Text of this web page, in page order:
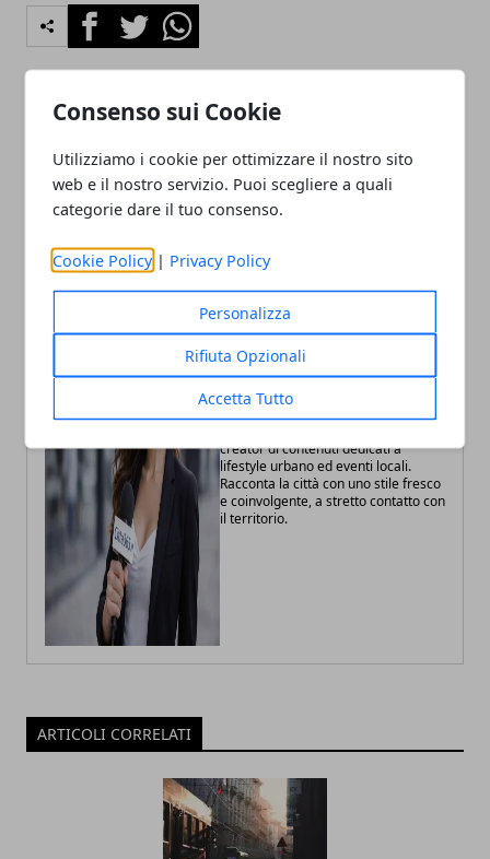
Consenso sui Cookie
Utilizziamo i cookie per ottimizzare il nostro sito
web e il nostro servizio. Puoi scegliere a quali
categorie dare il tuo consenso.
Cookie Policy | Privacy Policy
Personalizza
Rifiuta Opzionali
Accetta Tutto
FacebookTwitterWhatsapp
Cocaina in casa a Rozzano,
arrestato 25enne
Sospetto Ebola a Milano,
due pazienti isolati al
Fabiana Fissore
creator di contenuti dedicati a
lifestyle urbano ed eventi locali.
Racconta la città con uno stile fresco
e coinvolgente, a stretto contatto con
il territorio.
ARTICOLI CORRELATI